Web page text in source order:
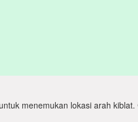
menemukan lokasi arah